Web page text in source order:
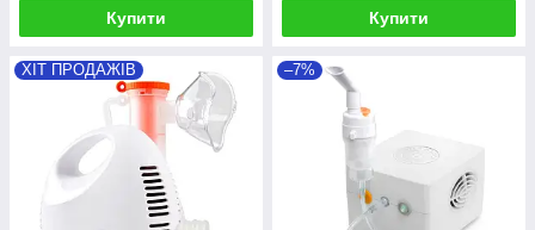
Купити Купити
ХІТ ПРОДАЖІВ –7%